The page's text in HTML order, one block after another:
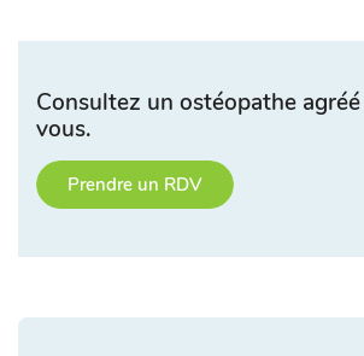
Consultez un ostéopathe
vous.
Prendre un RDV